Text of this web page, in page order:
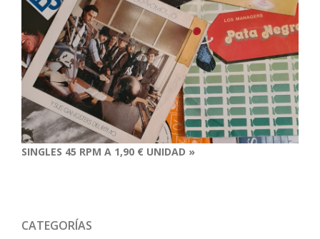
SINGLES 45 RPM A 1,90 € UNIDAD »
CATEGORÍAS